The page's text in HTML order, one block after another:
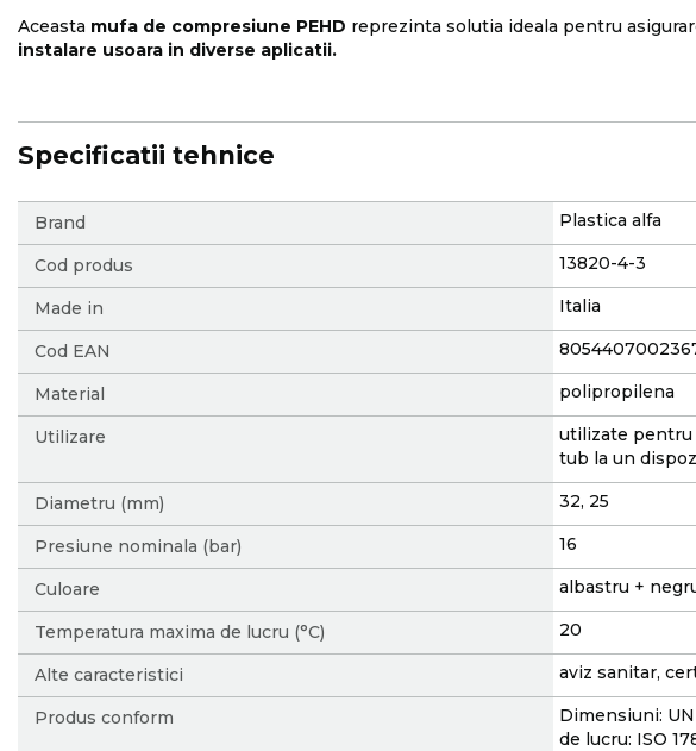
Aceasta mufa de compresiune PEHD reprezinta solutia ideala pentru
instalare usoara in diverse aplicatii.
Specificatii tehnice
More
Information
Brand Plastica alfa
Cod produs 13820-4-3
Made in Italia
Cod EAN
Material polipropilena
Utilizare
utilizate pentru
tub la un
Diametru (mm) 32, 25
Presiune nominala (bar) 16
Culoare albastru +
Temperatura maxima de lucru (°C) 20
Alte caracteristici aviz sanitar,
Produs conform
Dimensiuni:
de lucru: ISO